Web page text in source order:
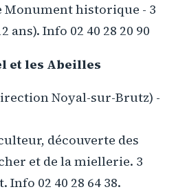
Monument historique - 3
Info 02 40 28 20 90
et les Abeilles
Noyal-sur-Brutz) -
découverte des
et de la miellerie. 3
02 40 28 64 38.